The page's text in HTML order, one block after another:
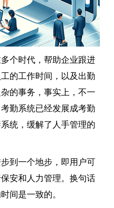
个时代，帮助企业跟进
的工作时间，以及出勤
的事务，事实上，不一
勤系统已经发展成考勤
统，缓解了人手管理的
到一个地步，即用户可
安和人力管理。换句话
间是一致的。